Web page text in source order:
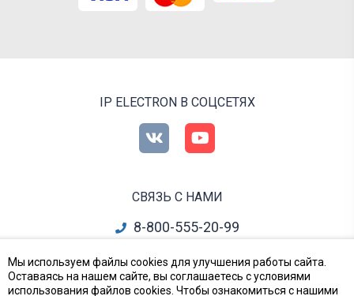
IP ELECTRON В СОЦСЕТЯХ
СВЯЗЬ С НАМИ
8-800-555-20-99
все контакты
Мы используем файлы cookies для улучшения работы сайта.
Оставаясь на нашем сайте, вы соглашаетесь с условиями
использования файлов cookies. Чтобы ознакомиться с нашими